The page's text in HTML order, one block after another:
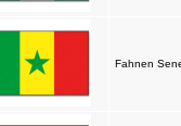
Fahnen